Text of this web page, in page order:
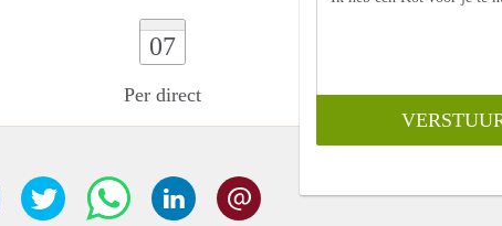
07
Per direct